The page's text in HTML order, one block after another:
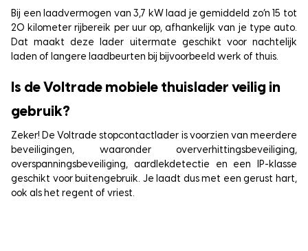
Bij een laadvermogen van 3,7 kW laad je gemiddeld zo’n 15 tot
20 kilometer rijbereik per uur op, afhankelijk van je type auto.
Dat maakt deze lader uitermate geschikt voor nachtelijk
laden of langere laadbeurten bij bijvoorbeeld werk of thuis.
Is de Voltrade mobiele thuislader veilig in
gebruik?
Zeker! De Voltrade stopcontactlader is voorzien van meerdere
beveiligingen, waaronder oververhittingsbeveiliging,
overspanningsbeveiliging, aardlekdetectie en een IP-klasse
geschikt voor buitengebruik. Je laadt dus met een gerust hart,
ook als het regent of vriest.